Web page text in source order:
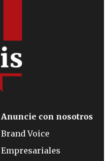
Anuncie con nosotros
Brand Voice
Empresariales